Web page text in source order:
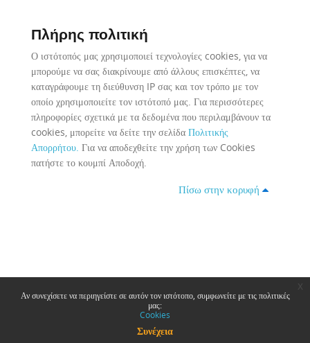
Πλήρης πολιτική
Ο ιστότοπός μας χρησιμοποιεί τεχνολογίες cookies, για να
μπορούμε να σας διακρίνουμε από άλλους επισκέπτες, να
καταγράφουμε τη διεύθυνση IP σας και τον τρόπο με τον
οποίο χρησιμοποιείτε τον ιστότοπό μας. Για περισσότερες
πληροφορίες σχετικά με τα δεδομένα που περιλαμβάνουν τα
cookies, μπορείτε να δείτε την σελίδα Πολιτικής
Απορρήτου. Για να αποδεχθείτε την χρήση των Cookies
πατήστε το κουμπί Αποδοχή.
Πίσω στην κορυφή
Αν συνεχίσετε να περιηγείστε σε αυτόν τον ιστότοπο, συμφωνείτε με τις πολιτικές
μας:
Cookies
Συνέχεια